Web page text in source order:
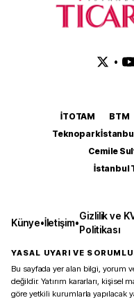
•
İTOTAM BTM
Teknopark
Cemile
İstanbul
Künye•İletişim•
Gizlilik ve
Politikası
YASAL UYARI VE
Bu sayfada yer alan bilgi, yorum
değildir. Yatırım kararları,
göre yetkili kurumlarla yapılacak